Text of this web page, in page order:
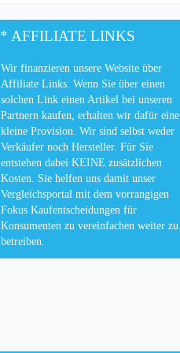
* AFFILIATE LINKS
Wir finanzieren unsere Website über
Affiliate Links. Wenn Sie über einen
solchen Link einen Artikel bei unseren
Partnern kaufen, erhalten wir dafür eine
kleine Provision. Wir sind selbst weder
Verkäufer noch Hersteller. Für Sie
entstehen dabei KEINE zusätzlichen
Kosten. Sie helfen uns damit unser
Vergleichsportal mit dem vorrangigen
Fokus Kaufentscheidungen für
Konsumenten zu vereinfachen weiter zu
betreiben.